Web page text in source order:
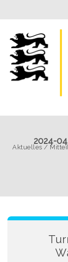
2024-
Aktuelles /